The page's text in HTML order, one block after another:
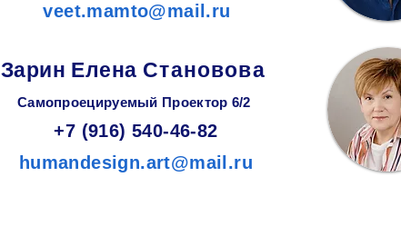
veet.mamto@mail.ru
Зарин Елена Становова
Самопроецируемый Проектор 6/2
+7 (916) 540-46-82
humandesign.art@mail.ru